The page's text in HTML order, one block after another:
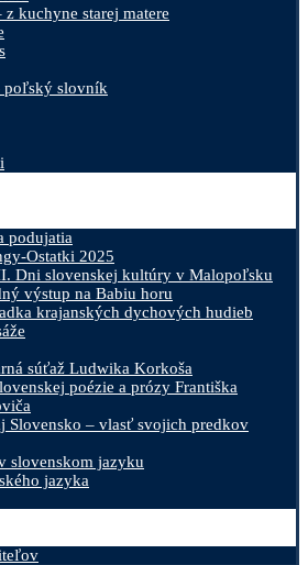
z kuchyne starej matere
poľský slovník
podujatia
Ostatki 2025
Dni slovenskej kultúry v Malopoľsku
výstup na Babiu horu
krajanských dychových hudieb
súťaž Ludwika Korkoša
poézie a prózy Františka
Slovensko – vlasť svojich predkov
slovenskom jazyku
jazyka